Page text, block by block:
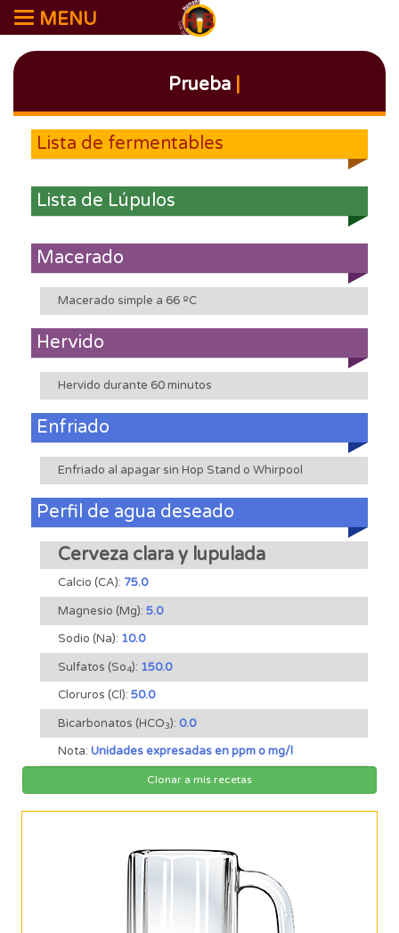
MENU
Prueba|
Lista de fermentables
Lista de Lúpulos
Macerado
Macerado simple a 66 ºC
Hervido
Hervido durante 60 minutos
Enfriado
Enfriado al apagar sin Hop Stand o Whirpool
Perfil de agua deseado
Cerveza clara y lupulada
Calcio (CA): 75.0
Magnesio (Mg): 5.0
Sodio (Na): 10.0
Sulfatos (So4): 150.0
Cloruros (Cl): 50.0
Bicarbonatos (HCO3): 0.0
Nota: Unidades expresadas en ppm o mg/l
Clonar a mis recetas